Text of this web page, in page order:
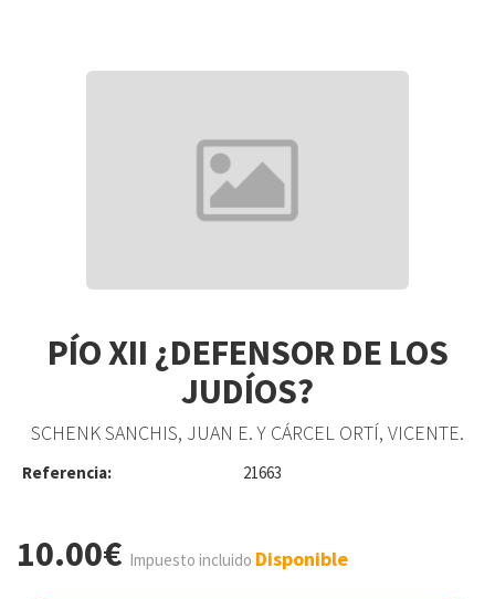
PÍO XII ¿DEFENSOR DE LOS
JUDÍOS?
SCHENK SANCHIS, JUAN E. Y CÁRCEL ORTÍ, VICENTE.
Referencia: 21663
10.00€ Impuesto incluido Disponible